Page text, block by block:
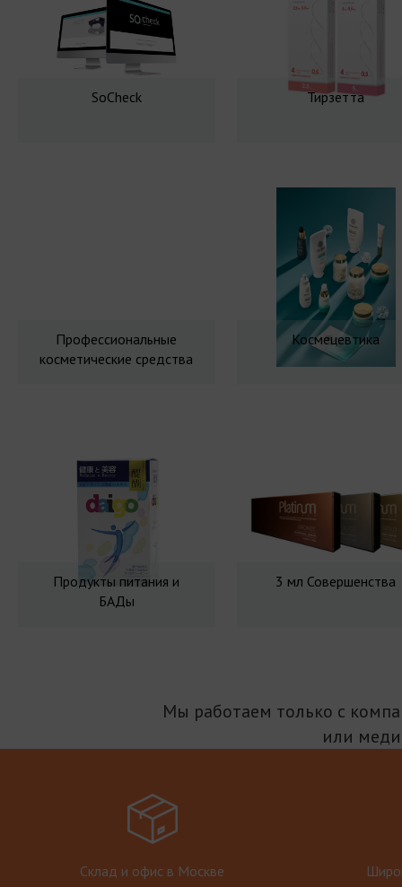
SoCheck Тирзетта
Профессиональные
косметические средства
Космецевтика
Продукты питания и
БАДы
3 мл Совершенства
Мы работаем только с
или
Склад и офис в Москве